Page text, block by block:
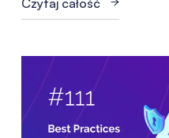
Czytaj całość